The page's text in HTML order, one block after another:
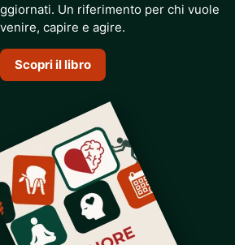
Un riferimento per chi vuole
capire e agire.
Scopri il libro